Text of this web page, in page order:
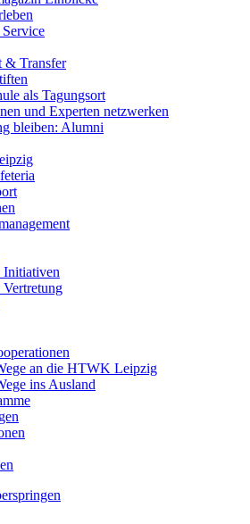
& Transfer
als Tagungsort
und Experten netzwerken
bleiben: Alumni
Initiativen
Vertretung
an die HTWK Leipzig
ins Ausland